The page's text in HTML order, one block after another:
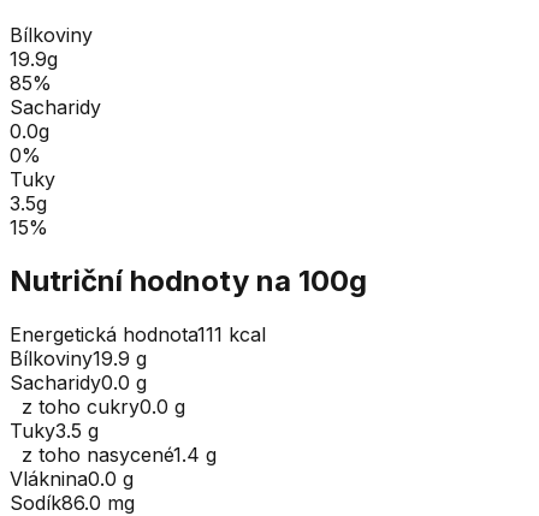
Bílkoviny
19.9g
85%
Sacharidy
0.0g
0%
Tuky
3.5g
15%
Nutriční hodnoty na 100g
Energetická hodnota111 kcal
Bílkoviny19.9 g
Sacharidy0.0 g
z toho cukry0.0 g
Tuky3.5 g
z toho nasycené1.4 g
Vláknina0.0 g
Sodík86.0 mg